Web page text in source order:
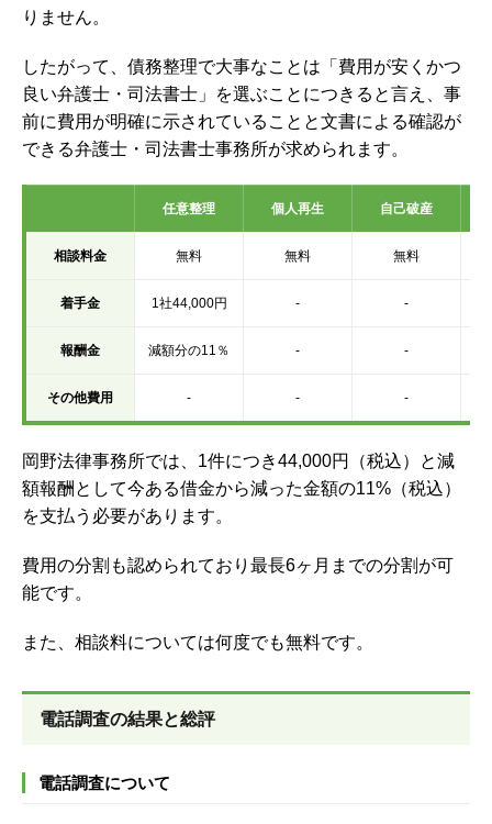
りません。
したがって、債務整理で大事なことは「費用が安くかつ
良い弁護士・司法書士」を選ぶことにつきると言え、事
前に費用が明確に示されていることと文書による確認が
できる弁護士・司法書士事務所が求められます。
任意整理 個人再生 自己破産
相談料金 無料 無料 無料
着手金 1社44,000円 - -
報酬金 減額分の11％ - -
その他費用 - - -
岡野法律事務所では、1件につき44,000円（税込）と減
額報酬として今ある借金から減った金額の11%（税込）
を支払う必要があります。
費用の分割も認められており最長6ヶ月までの分割が可
能です。
また、相談料については何度でも無料です。
電話調査の結果と総評
電話調査について